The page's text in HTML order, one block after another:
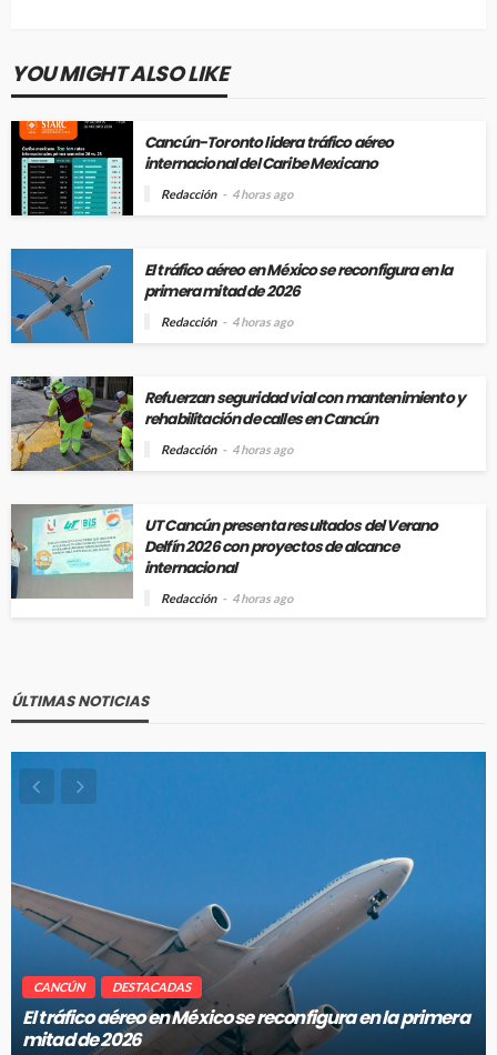
YOU MIGHT ALSO LIKE
Cancún-Toronto lidera tráfico aéreo
internacional del Caribe Mexicano
Redacción 4 horas ago
El tráfico aéreo en México se reconfigura en la
primera mitad de 2026
Redacción 4 horas ago
Refuerzan seguridad vial con mantenimiento y
rehabilitación de calles en Cancún
Redacción 4 horas ago
UT Cancún presenta resultados del Verano
Delfín 2026 con proyectos de alcance
internacional
Redacción 4 horas ago
ÚLTIMAS NOTICIAS
CANCÚN DESTACADAS
El tráfico aéreo en México se reconfigura en la primera
mitad de 2026